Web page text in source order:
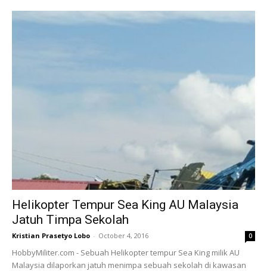
Helikopter Tempur Sea King AU Malaysia
Jatuh Timpa Sekolah
Kristian Prasetyo Lobo - October 4, 2016 0
HobbyMiliter.com - Sebuah Helikopter tempur Sea King milik AU
Malaysia dilaporkan jatuh menimpa sebuah sekolah di kawasan